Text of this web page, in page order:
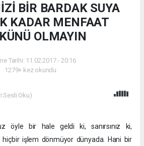
BİR BARDAK SUYA
KADAR MENFAAT
OLMAYIN
Tarihi: 11.02.2017 - 20:16
1279+ kez okundu.
Sesli Oku)
öyle bir hale geldi ki, sanırsınız ki,
işlem dönmüyor dünyada. Hani bir